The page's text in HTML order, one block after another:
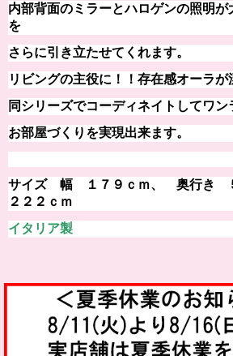
内部背面のミラーとハロゲンの照明が
を
さらに引き立たせてくれます。
リビングの主役に！！ 存在感オーラが
同シリーズでコーディネイトしてワン
お部屋づくりを実現出来ます。
サイズ 幅 １７９ｃｍ、 奥行き
２２２ｃｍ
イタリア製